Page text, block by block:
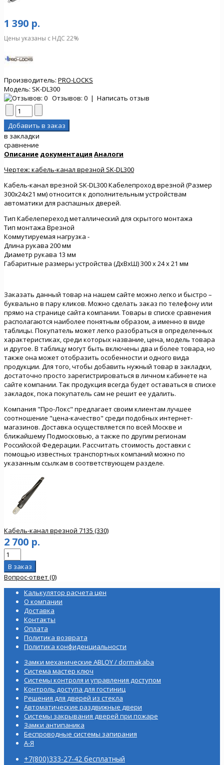
1 390 р.
Цены указаны с НДС 22%
Производитель: PRO-LOCKS
Модель: SK-DL300
Отзывов: 0 | Написать отзыв
в закладки
сравнение
Описание документация Аналоги
Чертеж: кабель-канал врезной SK-DL300
Кабель-канал врезной SK-DL300 Кабелепроход врезной (Размер
300х24х21 мм) относится к дополнительным устройствам
автоматики для распашных дверей.
Тип Кабелепереход металлический для скрытого монтажа
Тип монтажа Врезной
Коммутируемая нагрузка -
Длина рукава 200 мм
Диаметр рукава 13 мм
Габаритные размеры устройства (ДхВхШ)300 х 24 х 21 мм
Заказать данный товар на нашем сайте можно легко и быстро –
буквально в пару кликов. Можно сделать заказ по телефону или
прямо на странице сайта компании. Товары в списке сравнения
располагаются наиболее понятным образом, а именно в виде
таблицы. Покупатель может легко разобраться в определенных
характеристиках, среди которых название, цена, модель товара
и другое. В таблицу могут быть включены два и более товара, но
также она может отобразить особенности и одного вида
продукции. Для того, чтобы добавить нужный товар в закладки,
достаточно просто зарегистрироваться в личном кабинете на
сайте компании. Так продукция всегда будет оставаться в списке
закладок, пока покупатель сам не решит ее удалить.
Компания "Про-Локс" предлагает своим клиентам лучшее
соотношение "цена-качество" среди подобных интернет-
магазинов. Доставка осуществляется по всей Москве и
ближайшему Подмосковью, а также по другим регионам
Российской Федерации. Рассчитать стоимость доставки с
помощью известных транспортных компаний можно по
указанным ссылкам в соответствующем разделе.
Кабель-канал врезной 7135 (330)
2 700 р.
Вопрос-ответ (0)
Калькулятор расчета цен
О компании
Доставка
Контакты
Оплата
Политика возврата
Политика конфиденциальности
Замки механические ABLOY / dormakaba
Система мастер ключ
Системы контроля и управления доступом
Контроль доступа для гостиниц
Решения для дверей из стекла
Автоматические раздвижные двери
Системы закрывания дверей при пожаре
Замки антипаника
Беспроводные системы запирания
А-Я
+7(800)333-27-42 бесплатный